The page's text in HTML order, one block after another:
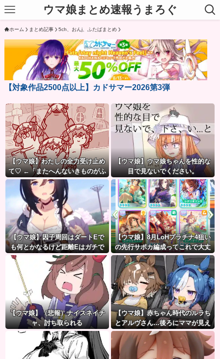
ウマ娘まとめ速報うまろぐ
ホーム まとめ記事 5ch、おんj、ふたばまとめ
【対象作品2500点以上】カドサマー2026第3弾
【ウマ娘】わたしの全力受け止め
て♡ ←「またへんないきものがふ
えてる…」
【ウマ娘】ウマ娘ちゃんを性的な
目で見ないでください。
【ウマ娘】因子周回はダートEで
も何とかなるけど距離Eはガチで
無理ゲー
【ウマ娘】8月LoHプラチナ4狙い
の先行サポカ編成ってこれで大丈
夫？
【ウマ娘】（悲報）ナイスネイチ
ャ、討ち取られる
【ウマ娘】赤ちゃん時代のルラち
とアルヴさん…後ろにママが見え
るな？